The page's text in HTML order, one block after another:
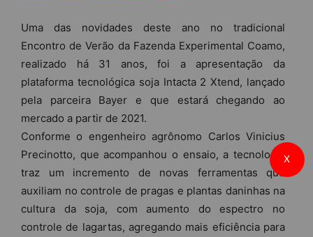
Uma das novidades deste ano no tradicional
Encontro de Verão da Fazenda Experimental Coamo,
realizado há 31 anos, foi a apresentação da
plataforma tecnológica soja Intacta 2 Xtend, lançado
pela parceira Bayer e que estará chegando ao
mercado a partir de 2021.
Conforme o engenheiro agrônomo Carlos Vinicius
Precinotto, que acompanhou o ensaio, a tecnologia
traz um incremento de novas ferramentas que
auxiliam no controle de pragas e plantas daninhas na
cultura da soja, com aumento do espectro no
controle de lagartas, agregando mais eficiência para
X